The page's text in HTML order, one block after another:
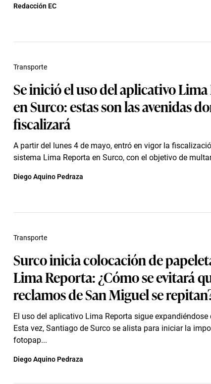
Redacción EC
Se inició el uso del aplicativo
en Surco: estas son las avenidas
fiscalizará
A partir del lunes 4 de mayo, entró en vigor la
sistema Lima Reporta en Surco, con el objetivo de
Transporte
Diego Aquino Pedraza
Surco inicia colocación de
Lima Reporta: ¿Cómo se evitará
reclamos de San Miguel se
El uso del aplicativo Lima Reporta sigue expandiéndose
Esta vez, Santiago de Surco se alista para iniciar la
fotopap...
Transporte
Diego Aquino Pedraza